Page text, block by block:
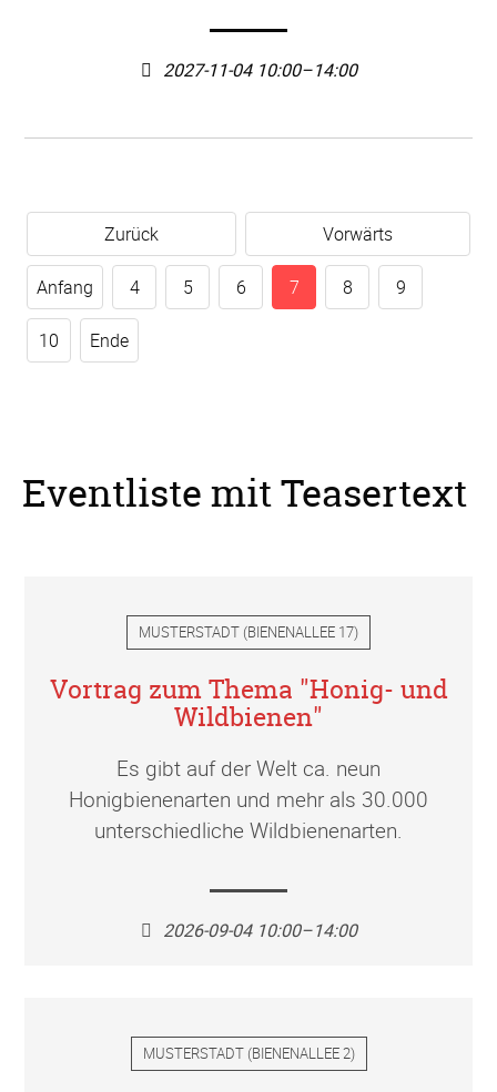
2027-11-04 10:00–14:00
Zurück Vorwärts
Anfang 4 5 6 7 8 9
10 Ende
Eventliste mit Teasertext
MUSTERSTADT (BIENENALLEE 17)
Vortrag zum Thema "Honig- und
Wildbienen"
Es gibt auf der Welt ca. neun
Honigbienenarten und mehr als 30.000
unterschiedliche Wildbienenarten.
2026-09-04 10:00–14:00
MUSTERSTADT(BIENENALLEE 2)